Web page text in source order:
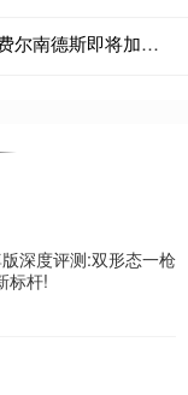
大发配资 Here we go！罗马诺：马特乌斯-费尔南德斯即将加盟热刺
深度评测:双形态一枪
标杆!